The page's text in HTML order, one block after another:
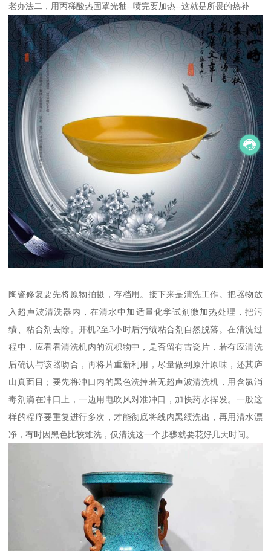
老办法二，用丙稀酸热固罩光釉--喷完要加热--这就是所畏的热补
陶瓷修复要先将原物拍摄，存档用。接下来是清洗工作。把器物放
入超声波清洗器内，在清水中加适量化学试剂微加热处理，把污
绩、粘合剂去除。开机2至3小时后污绩粘合剂自然脱落。在清洗过
程中，应看看清洗机内的沉积物中，是否留有古瓷片，若有应清洗
后确认与该器吻合，再将片重新利用，尽量做到原汁原味，还其庐
山真面目；要先将冲口内的黑色洗掉若无超声波清洗机，用含氯消
毒剂滴在冲口上，一边用电吹风对准冲口，加快药水挥发。一般这
样的程序要重复进行多次，才能彻底将线内黑绩洗出，再用清水漂
净，有时因黑色比较难洗，仅清洗这一个步骤就要花好几天时间。